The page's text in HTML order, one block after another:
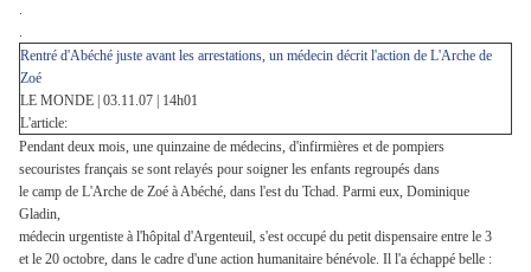
.
.
Rentré d'Abéché juste avant les arrestations, un médecin décrit l'action de L'Arche de
Zoé
LE MONDE | 03.11.07 | 14h01
L'article:
Pendant deux mois, une quinzaine de médecins, d'infirmières et de pompiers
secouristes français se sont relayés pour soigner les enfants regroupés dans
le camp de L'Arche de Zoé à Abéché, dans l'est du Tchad. Parmi eux, Dominique
Gladin,
médecin urgentiste à l'hôpital d'Argenteuil, s'est occupé du petit dispensaire entre le 3
et le 20 octobre, dans le cadre d'une action humanitaire bénévole. Il l'a échappé belle :